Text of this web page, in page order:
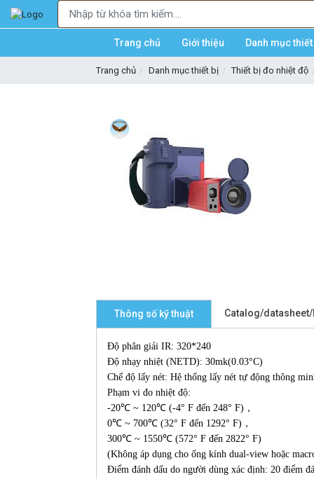
Trang chủ Giới thiệu Danh mục thiết
Trang chủ Danh mục thiết bị Thiết bị đo nhiệt độ
Thông số kỹ thuật Catalog/
Độ phân giải IR: 320*240
Độ nhạy nhiệt (NETD): 30mk(0.03°C)
Chế độ lấy nét: Hệ thống lấy nét tự động thông
Phạm vi đo nhiệt độ:
-20℃ ~ 120℃ (-4° F đến 248° F)，
0℃ ~ 700℃ (32° F đến 1292° F)，
300℃ ~ 1550℃ (572° F đến 2822° F)
(Không áp dụng cho ống kính dual-view hoặc
Điểm đánh dấu do người dùng xác định: 20 điểm